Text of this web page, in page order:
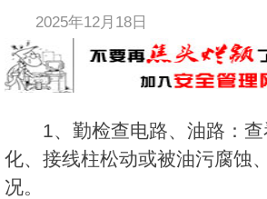
2025年12月18日
1、勤检查电路、油路：
化、接线柱松动或被油污腐蚀
况。